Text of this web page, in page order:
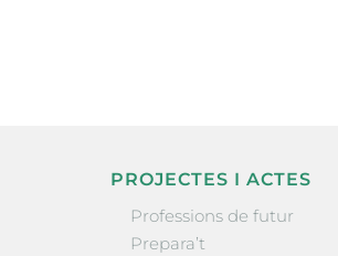
PROJECTES I ACTES
Professions de futur
Prepara’t